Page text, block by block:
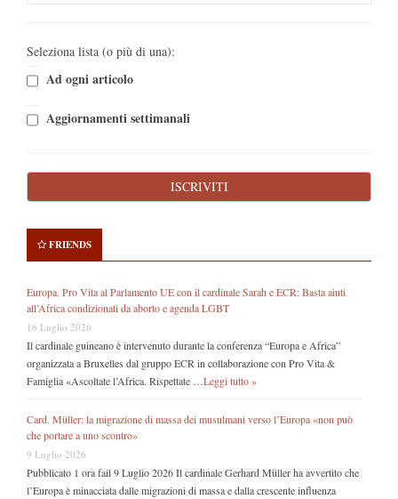
Seleziona lista (o più di una):
Ad ogni articolo
Aggiornamenti settimanali
FRIENDS
Europa. Pro Vita al Parlamento UE con il cardinale Sarah e ECR: Basta aiuti
all’Africa condizionati da aborto e agenda LGBT
16 Luglio 2026
Il cardinale guineano è intervenuto durante la conferenza “Europa e Africa”
organizzata a Bruxelles dal gruppo ECR in collaborazione con Pro Vita &
Famiglia «Ascoltate l’Africa. Rispettate … Leggi tutto »
Card. Müller: la migrazione di massa dei musulmani verso l’Europa «non può
che portare a uno scontro»
9 Luglio 2026
Pubblicato 1 ora fail 9 Luglio 2026 Il cardinale Gerhard Müller ha avvertito che
l’Europa è minacciata dalle migrazioni di massa e dalla crescente influenza